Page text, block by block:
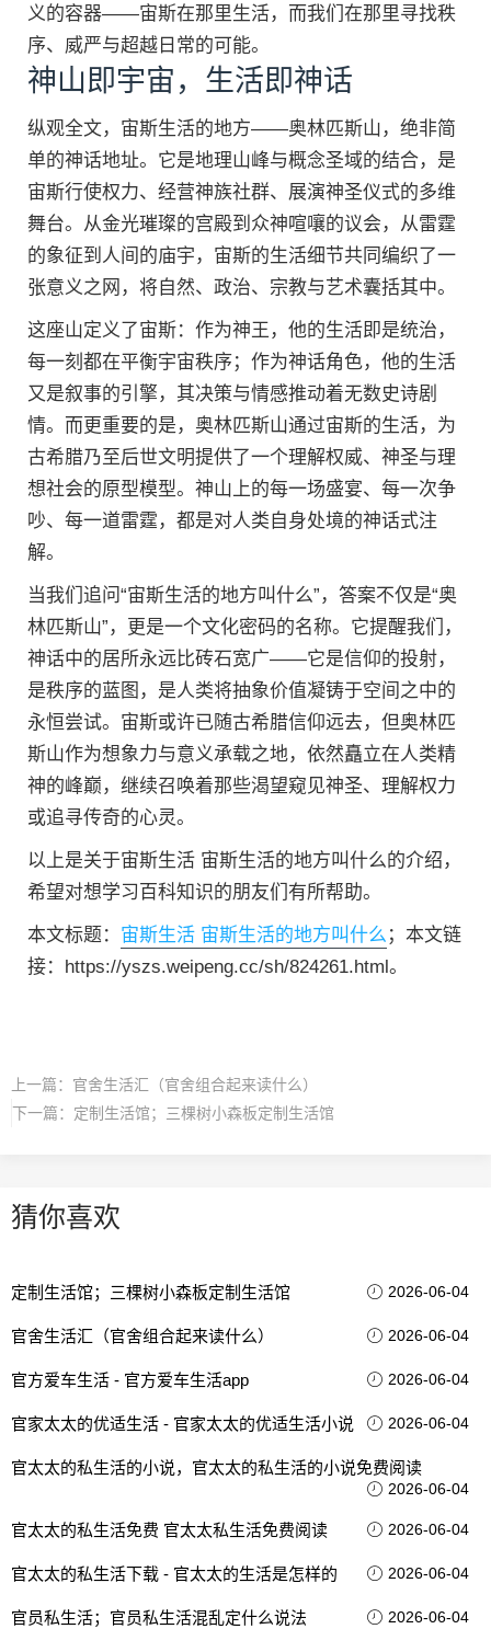
义的容器——宙斯在那里生活，而我们在那里寻找秩
序、威严与超越日常的可能。
神山即宇宙，生活即神话
纵观全文，宙斯生活的地方——奥林匹斯山，绝非简
单的神话地址。它是地理山峰与概念圣域的结合，是
宙斯行使权力、经营神族社群、展演神圣仪式的多维
舞台。从金光璀璨的宫殿到众神喧嚷的议会，从雷霆
的象征到人间的庙宇，宙斯的生活细节共同编织了一
张意义之网，将自然、政治、宗教与艺术囊括其中。
这座山定义了宙斯：作为神王，他的生活即是统治，
每一刻都在平衡宇宙秩序；作为神话角色，他的生活
又是叙事的引擎，其决策与情感推动着无数史诗剧
情。而更重要的是，奥林匹斯山通过宙斯的生活，为
古希腊乃至后世文明提供了一个理解权威、神圣与理
想社会的原型模型。神山上的每一场盛宴、每一次争
吵、每一道雷霆，都是对人类自身处境的神话式注
解。
当我们追问“宙斯生活的地方叫什么”，答案不仅是“奥
林匹斯山”，更是一个文化密码的名称。它提醒我们，
神话中的居所永远比砖石宽广——它是信仰的投射，
是秩序的蓝图，是人类将抽象价值凝铸于空间之中的
永恒尝试。宙斯或许已随古希腊信仰远去，但奥林匹
斯山作为想象力与意义承载之地，依然矗立在人类精
神的峰巅，继续召唤着那些渴望窥见神圣、理解权力
或追寻传奇的心灵。
以上是关于宙斯生活 宙斯生活的地方叫什么的介绍，
希望对想学习百科知识的朋友们有所帮助。
本文标题： 宙斯生活 宙斯生活的地方叫什么 ；本文链
接：https://yszs.weipeng.cc/sh/824261.html。
上一篇： 官舍生活汇（官舍组合起来读什么）
下一篇： 定制生活馆；三棵树小森板定制生活馆
猜你喜欢
定制生活馆；三棵树小森板定制生活馆 2026-06-04
官舍生活汇（官舍组合起来读什么） 2026-06-04
官方爱车生活 - 官方爱车生活app 2026-06-04
官家太太的优适生活 - 官家太太的优适生活小说 2026-06-04
官太太的私生活的小说，官太太的私生活的小说免费阅读
2026-06-04
官太太的私生活免费 官太太私生活免费阅读 2026-06-04
官太太的私生活下载 - 官太太的生活是怎样的 2026-06-04
官员私生活；官员私生活混乱定什么说法 2026-06-04